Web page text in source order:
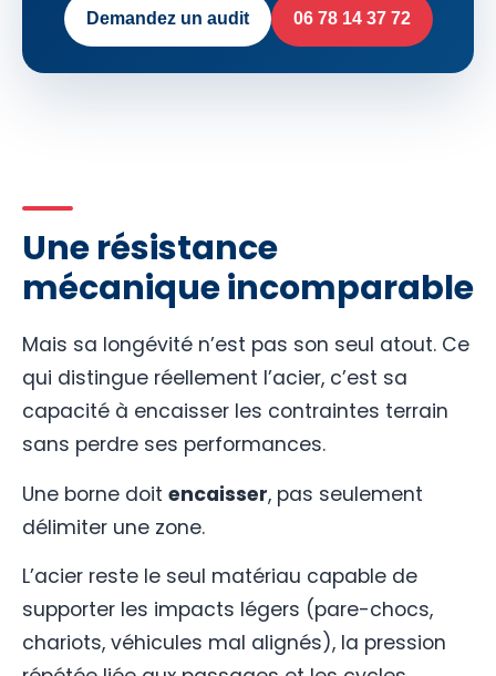
Demandez un audit 06 78 14 37 72
Une résistance
mécanique incomparable
Mais sa longévité n’est pas son seul atout. Ce
qui distingue réellement l’acier, c’est sa
capacité à encaisser les contraintes terrain
sans perdre ses performances.
Une borne doit encaisser, pas seulement
délimiter une zone.
L’acier reste le seul matériau capable de
supporter les impacts légers (pare-chocs,
chariots, véhicules mal alignés), la pression